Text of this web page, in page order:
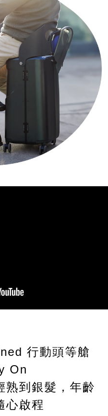
行動頭等艙
On
熟到銀髮，年齡
心啟程